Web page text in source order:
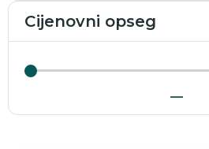
Cijenovni opseg
—